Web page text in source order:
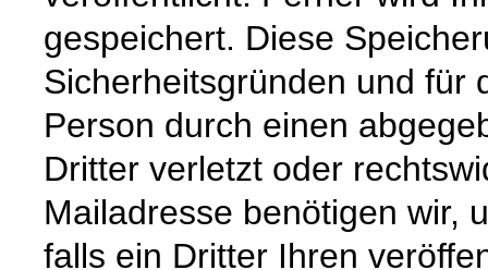
gespeichert. Diese
Sicherheitsgründen und für
Person durch einen
Dritter verletzt oder
Mailadresse benötigen wir,
falls ein Dritter Ihren